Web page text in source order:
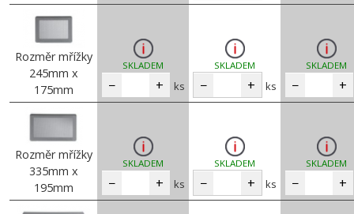
Rozměr mřížky
245mm x
175mm
SKLADEM
− + ks
SKLADEM
− + ks
SKLADEM
− +
Rozměr mřížky
335mm x
195mm
SKLADEM
− + ks
SKLADEM
− + ks
SKLADEM
− +